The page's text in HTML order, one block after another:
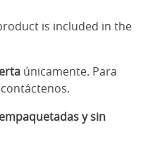
is included in the
únicamente. Para
empaquetadas y sin